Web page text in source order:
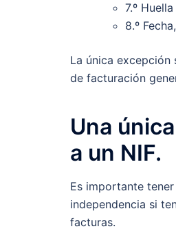
7.º
8.º
La única
de facturación
Una
a un NIF.
Es importante
independencia si
facturas.